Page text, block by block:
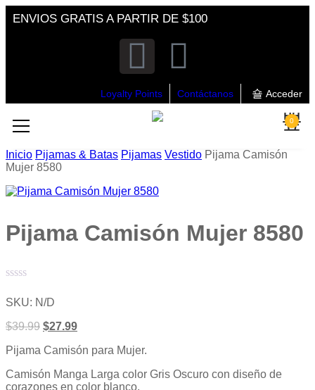
ENVIOS GRATIS A PARTIR DE $100
Loyalty Points Contáctanos Acceder
0
Inicio Pijamas & Batas Pijamas Vestido Pijama Camisón
Mujer 8580
Pijama Camisón Mujer 8580
con
de
5
SKU: N/D
$39.99 $27.99
Pijama Camisón para Mujer.
Camisón Manga Larga color Gris Oscuro con diseño de
corazones en color blanco.